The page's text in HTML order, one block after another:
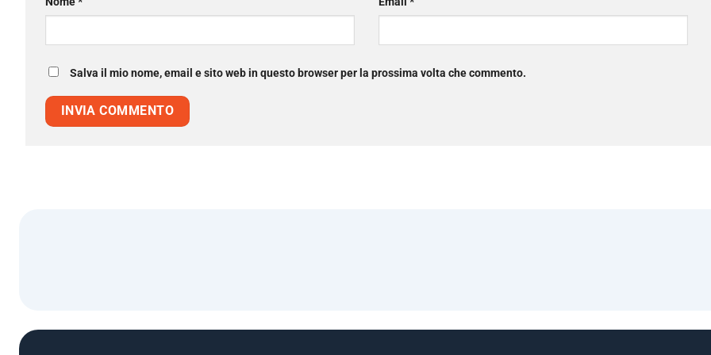
Salva il mio nome, email e sito web in questo browser per la prossima volta che commento.